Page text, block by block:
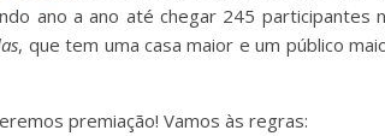
ano a ano até chegar 245 participantes
, que tem uma casa maior e um público
premiação! Vamos às regras: